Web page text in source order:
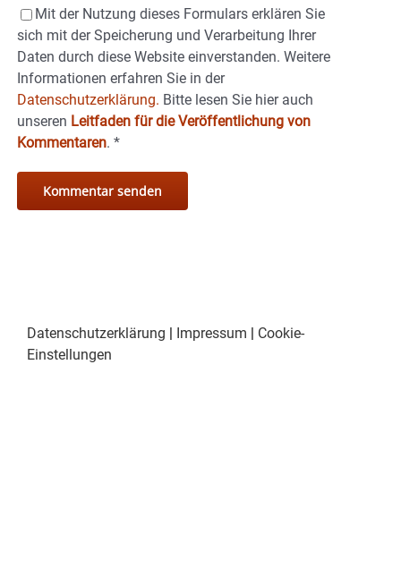
Mit der Nutzung dieses Formulars erklären Sie
sich mit der Speicherung und Verarbeitung Ihrer
Daten durch diese Website einverstanden. Weitere
Informationen erfahren Sie in der
Datenschutzerklärung. Bitte lesen Sie hier auch
unseren Leitfaden für die Veröffentlichung von
Kommentaren. *
Datenschutzerklärung | Impressum | Cookie-
Einstellungen